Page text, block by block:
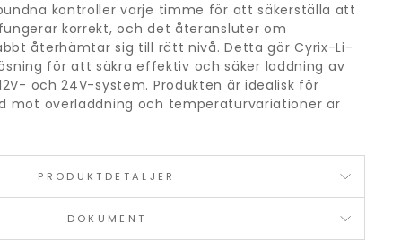
kontroller varje timme för att säkerställa att
korrekt, och det återansluter om
återhämtar sig till rätt nivå. Detta gör Cyrix-Li-
för att säkra effektiv och säker laddning av
och 24V-system. Produkten är idealisk för
mot överladdning och temperaturvariationer är
PRODUKTDETALJER
DOKUMENT